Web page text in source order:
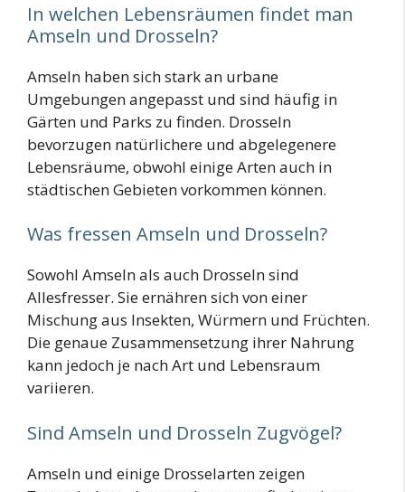
In welchen Lebensräumen findet man
Amseln und Drosseln?
Amseln haben sich stark an urbane
Umgebungen angepasst und sind häufig in
Gärten und Parks zu finden. Drosseln
bevorzugen natürlichere und abgelegenere
Lebensräume, obwohl einige Arten auch in
städtischen Gebieten vorkommen können.
Was fressen Amseln und Drosseln?
Sowohl Amseln als auch Drosseln sind
Allesfresser. Sie ernähren sich von einer
Mischung aus Insekten, Würmern und Früchten.
Die genaue Zusammensetzung ihrer Nahrung
kann jedoch je nach Art und Lebensraum
variieren.
Sind Amseln und Drosseln Zugvögel?
Amseln und einige Drosselarten zeigen